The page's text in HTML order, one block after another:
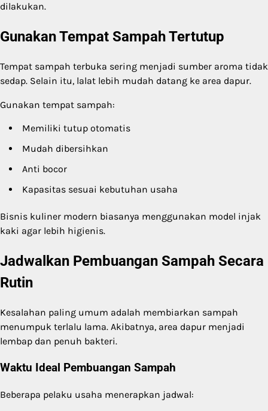
dilakukan.
Gunakan Tempat Sampah Tertutup
Tempat sampah terbuka sering menjadi sumber aroma tidak
sedap. Selain itu, lalat lebih mudah datang ke area dapur.
Gunakan tempat sampah:
Memiliki tutup otomatis
Mudah dibersihkan
Anti bocor
Kapasitas sesuai kebutuhan usaha
Bisnis kuliner modern biasanya menggunakan model injak
kaki agar lebih higienis.
Jadwalkan Pembuangan Sampah Secara
Rutin
Kesalahan paling umum adalah membiarkan sampah
menumpuk terlalu lama. Akibatnya, area dapur menjadi
lembap dan penuh bakteri.
Waktu Ideal Pembuangan Sampah
Beberapa pelaku usaha menerapkan jadwal: